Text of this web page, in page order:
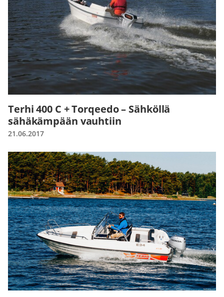
Terhi 400 C + Torqeedo – Sähköllä
sähäkämpään vauhtiin
21.06.2017